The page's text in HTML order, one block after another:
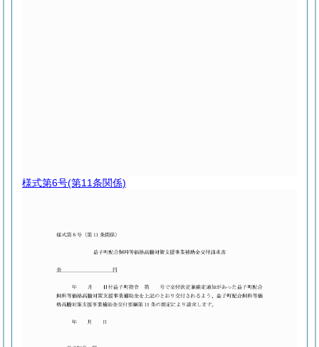
様式第6号(第11条関係)